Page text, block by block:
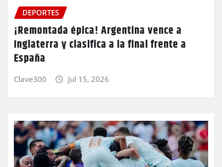
DEPORTES
¡Remontada épica! Argentina vence a
Inglaterra y clasifica a la final frente a
España
Clave300 Jul 15, 2026